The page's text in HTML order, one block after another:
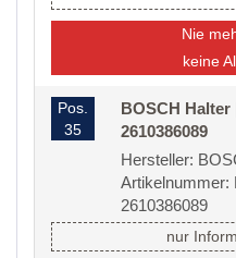
Nie
keine
Pos.
35
BOSCH Halter
2610386089
Hersteller:
Artikelnummer:
2610386089
nur